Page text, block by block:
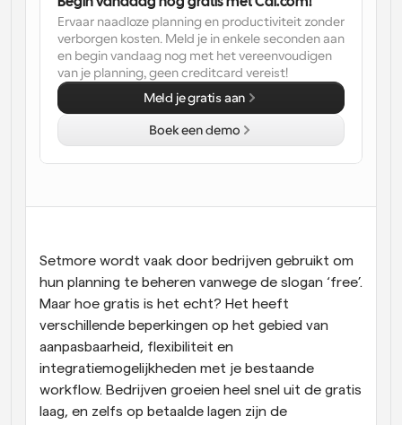
Supercharged planning met AI-gestuurde
oproepen
Workflow
Automatiseer planning en herinneringen
Blijf op de hoogte van het laatste nieuws en updates
Webhooks
Ontvang een melding wanneer er iets gebeurt
Setmore wordt vaak door bedrijven gebruikt om
hun planning te beheren vanwege de slogan ‘free’.
Maar hoe gratis is het echt? Het heeft
verschillende beperkingen op het gebied van
aanpasbaarheid, flexibiliteit en
integratiemogelijkheden met je bestaande
workflow. Bedrijven groeien heel snel uit de gratis
laag, en zelfs op betaalde lagen zijn de
Ervaar naadloze planning en productiviteit zonder
verborgen kosten. Meld je in enkele seconden aan
en begin vandaag nog met het vereenvoudigen
van je planning, geen creditcard vereist!
Meld je gratis aan
Boek een demo